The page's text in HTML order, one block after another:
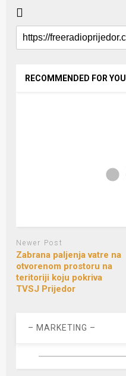
RECOMMENDED FOR YOU
Newer Post
Zabrana paljenja vatre na
otvorenom prostoru na
teritoriji koju pokriva
TVSJ Prijedor
– MARKETING –